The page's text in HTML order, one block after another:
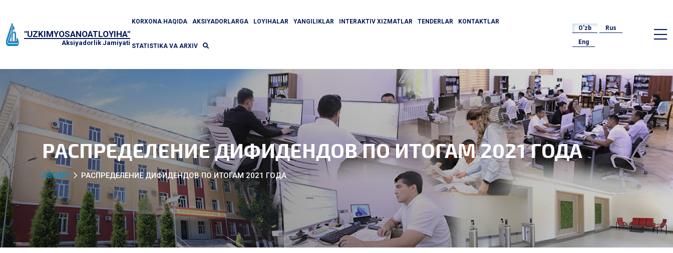
"UZKIMYOSANOATLOYIHA"
Aksiyadorlik Jamiyati
KORXONA HAQIDA AKSIYADORLARGA LOYIHALAR YANGILIKLAR INTERAKTIV XIZMATLAR TENDERLAR KONTAKTLAR
STATISTIKA VA ARXIV
O'zb
Rus
Eng
РАСПРЕДЕЛЕНИЕ ДИФИДЕНДОВ ПО ИТОГАМ 2021 ГОДА
ASOSIY РАСПРЕДЕЛЕНИЕ ДИФИДЕНДОВ ПО ИТОГАМ 2021 ГОДА